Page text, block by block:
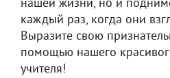
нашей жизни, но и
каждый раз, когда они
Выразите свою
помощью нашего
учителя!